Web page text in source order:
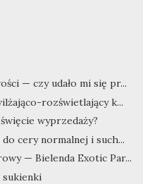
— czy udało mi się pr...
rozświetlający k...
wyprzedaży?
cery normalnej i such...
— Bielenda Exotic Par...
sukienki